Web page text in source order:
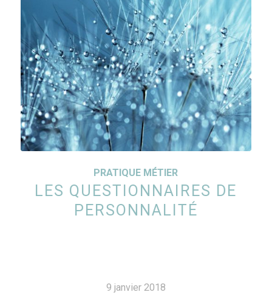
PRATIQUE MÉTIER
LES QUESTIONNAIRES DE
PERSONNALITÉ
9 janvier 2018